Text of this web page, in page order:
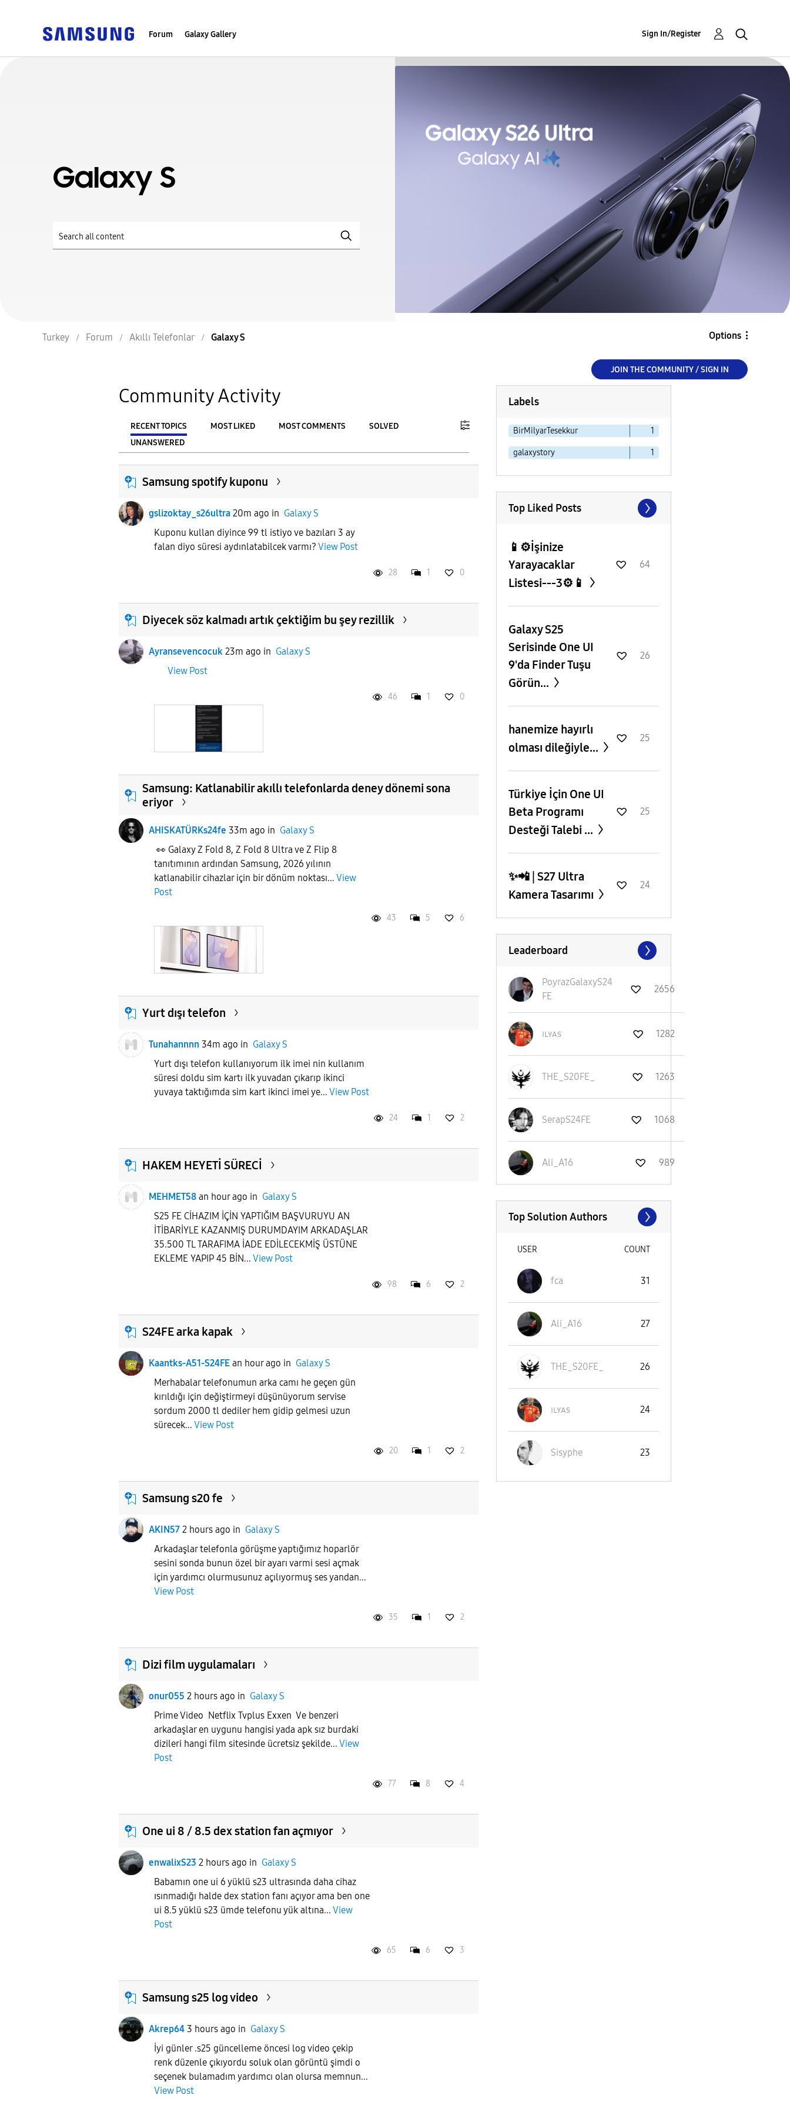
Forum Galaxy Gallery Sign In/Register
Galaxy S
Turkey Forum Akıllı Telefonlar Galaxy S Options
JOIN THE COMMUNITY / SIGN IN
Community Activity
RECENT TOPICS MOST LIKED MOST COMMENTS
SOLVED
UNANSWERED
From To
Samsung spotify kuponu
gslizoktay_s26ultra 20m ago in Galaxy S
Kuponu kullan diyince 99 tl istiyo ve bazıları 3 ay
falan diyo süresi aydınlatabilcek varmı? View Post
28 1 0
Diyecek söz kalmadı artık çektiğim bu şey rezillik
Ayransevencocuk 23m ago in Galaxy S
View Post
46 1 0
Samsung: Katlanabilir akıllı telefonlarda deney dönemi sona
eriyor
AHISKATÜRKs24fe 33m ago in Galaxy S
👀 Galaxy Z Fold 8, Z Fold 8 Ultra ve Z Flip 8
tanıtımının ardından Samsung, 2026 yılının
katlanabilir cihazlar için bir dönüm noktası... View
Post
43 5 6
Yurt dışı telefon
Tunahannnn 34m ago in Galaxy S
Yurt dışı telefon kullanıyorum ilk imei nin kullanım
süresi doldu sim kartı ilk yuvadan çıkarıp ikinci
yuvaya taktığımda sim kart ikinci imei ye... View Post
24 1 2
HAKEM HEYETİ SÜRECİ
MEHMET58 an hour ago in Galaxy S
S25 FE CİHAZIM İÇİN YAPTIĞIM BAŞVURUYU AN
İTİBARİYLE KAZANMIŞ DURUMDAYIM ARKADAŞLAR
35.500 TL TARAFIMA İADE EDİLECEKMİŞ ÜSTÜNE
EKLEME YAPIP 45 BİN... View Post
98 6 2
S24FE arka kapak
Kaantks-A51-S24FE an hour ago in Galaxy S
Merhabalar telefonumun arka camı he geçen gün
kırıldığı için değiştirmeyi düşünüyorum servise
sordum 2000 tl dediler hem gidip gelmesi uzun
sürecek... View Post
20 1 2
Samsung s20 fe
AKIN57 2 hours ago in Galaxy S
Arkadaşlar telefonla görüşme yaptığımız hoparlör
sesini sonda bunun özel bir ayarı varmi sesi açmak
için yardımcı olurmusunuz açılıyormuş ses yandan...
View Post
35 1 2
Dizi film uygulamaları
onur055 2 hours ago in Galaxy S
Prime Video Netflix Tvplus Exxen Ve benzeri
arkadaşlar en uygunu hangisi yada apk sız burdaki
dizileri hangi film sitesinde ücretsiz şekilde... View
Post
77 8 4
One ui 8 / 8.5 dex station fan açmıyor
enwalixS23 2 hours ago in Galaxy S
Babamın one ui 6 yüklü s23 ultrasında daha cihaz
ısınmadığı halde dex station fanı açıyor ama ben one
ui 8.5 yüklü s23 ümde telefonu yük altına... View
Post
65 6 3
Samsung s25 log video
Akrep64 3 hours ago in Galaxy S
İyi günler .s25 güncelleme öncesi log video çekip
renk düzenle çıkıyordu soluk olan görüntü şimdi o
seçenek bulamadım yardımcı olan olursa memnun...
View Post
Labels
BirMilyarTesekkur 1
galaxystory 1
Top Liked Posts
📱⚙️İşinize
Yarayacaklar
Listesi---3⚙️📱
64
Galaxy S25
Serisinde One UI
9'da Finder Tuşu
Görün...
26
hanemize hayırlı
olması dileğiyle...
25
​Türkiye İçin One UI
Beta Programı
Desteği Talebi ...
25
✨️📲 | S27 Ultra
Kamera Tasarımı
24
Leaderboard
PoyrazGalaxyS24
FE
2656
ɪʟʏᴀs 1282
THE_S20FE_ 1263
SerapS24FE 1068
Ali_A16 989
Top Solution Authors
USER COUNT
fca 31
Ali_A16 27
THE_S20FE_ 26
ɪʟʏᴀs 24
Sisyphe 23